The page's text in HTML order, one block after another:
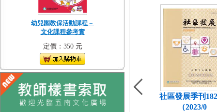
幼兒園教保活動課程－
文化課程參考實
定價：350 元
社區發展季刊
（2023/0